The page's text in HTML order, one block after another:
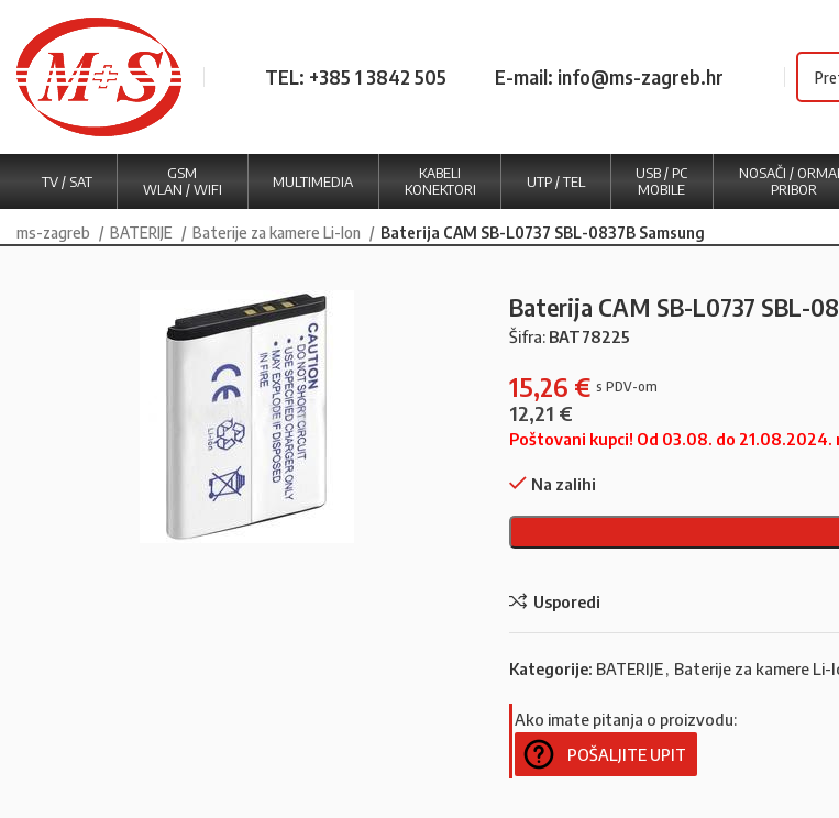
TEL: +385 1 3842 505 E-mail: info@ms-zagreb.hr
TV / SAT
GSM
WLAN / WIFI
MULTIMEDIA
KABELI
KONEKTORI
UTP / TEL
USB / PC
MOBILE
NOSAČI /
PRIBOR
ms-zagreb BATERIJE Baterije za kamere Li-Ion Baterija CAM SB-L0737 SBL-0837B Samsung
Baterija CAM SB-L0737 SBL-
Šifra: BAT78225
15,26 €
12,21 €
Poštovani kupci! Od 03.08. do 21.08.2024.
Na zalihi
Usporedi
Kategorije: BATERIJE, Baterije za kamere Li-
Ako imate pitanja o proizvodu:
POŠALJITE UPIT